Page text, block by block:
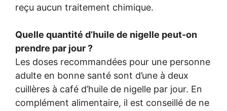
reçu aucun traitement chimique.
Quelle quantité d’huile de nigelle peut-on
prendre par jour ?
Les doses recommandées pour une personne
adulte en bonne santé sont d’une à deux
cuillères à café d’huile de nigelle par jour. En
complément alimentaire, il est conseillé de ne